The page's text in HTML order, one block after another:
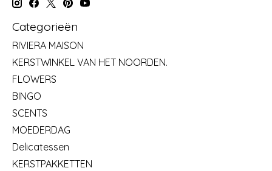
Categorieën
RIVIERA MAISON
KERSTWINKEL VAN HET NOORDEN.
FLOWERS
BINGO
SCENTS
MOEDERDAG
Delicatessen
KERSTPAKKETTEN